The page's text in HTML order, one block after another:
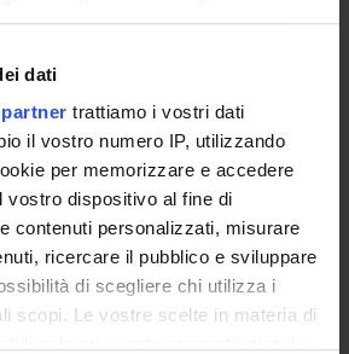
dati
trattiamo i vostri dati
il vostro numero IP, utilizzando
per memorizzare e accedere
vostro dispositivo al fine di
contenuti personalizzati, misurare
ricercare il pubblico e sviluppare
di scegliere chi utilizza i
scopi. Le vostre scelte in materia di